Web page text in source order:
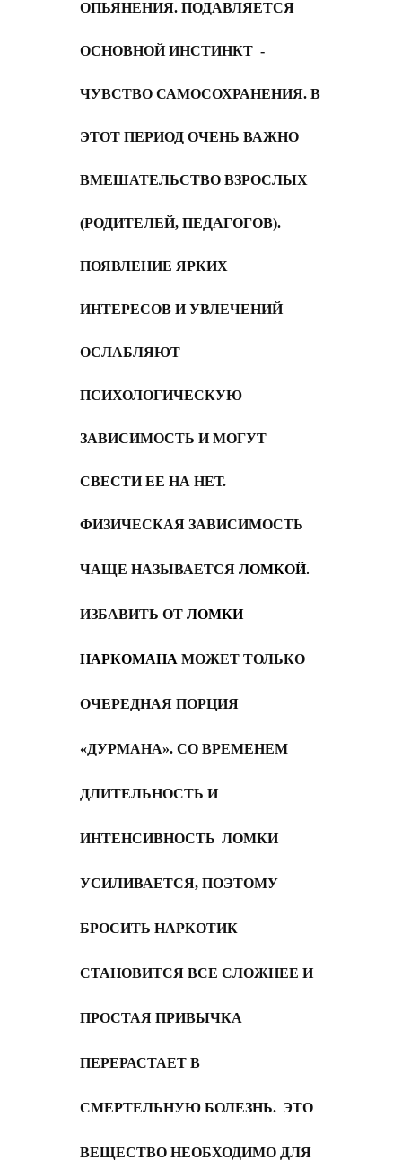
ОПЬЯНЕНИЯ. ПОДАВЛЯЕТСЯ
ОСНОВНОЙ ИНСТИНКТ -
ЧУВСТВО САМОСОХРАНЕНИЯ. В
ЭТОТ ПЕРИОД ОЧЕНЬ ВАЖНО
ВМЕШАТЕЛЬСТВО ВЗРОСЛЫХ
(РОДИТЕЛЕЙ, ПЕДАГОГОВ).
ПОЯВЛЕНИЕ ЯРКИХ
ИНТЕРЕСОВ И УВЛЕЧЕНИЙ
ОСЛАБЛЯЮТ
ПСИХОЛОГИЧЕСКУЮ
ЗАВИСИМОСТЬ И МОГУТ
СВЕСТИ ЕЕ НА НЕТ.
ФИЗИЧЕСКАЯ ЗАВИСИМОСТЬ
ЧАЩЕ НАЗЫВАЕТСЯ ЛОМКОЙ.
ИЗБАВИТЬ ОТ ЛОМКИ
НАРКОМАНА МОЖЕТ ТОЛЬКО
ОЧЕРЕДНАЯ ПОРЦИЯ
«ДУРМАНА». СО ВРЕМЕНЕМ
ДЛИТЕЛЬНОСТЬ И
ИНТЕНСИВНОСТЬ ЛОМКИ
УСИЛИВАЕТСЯ, ПОЭТОМУ
БРОСИТЬ НАРКОТИК
СТАНОВИТСЯ ВСЕ СЛОЖНЕЕ И
ПРОСТАЯ ПРИВЫЧКА
ПЕРЕРАСТАЕТ В
СМЕРТЕЛЬНУЮ БОЛЕЗНЬ. ЭТО
ВЕЩЕСТВО НЕОБХОДИМО ДЛЯ